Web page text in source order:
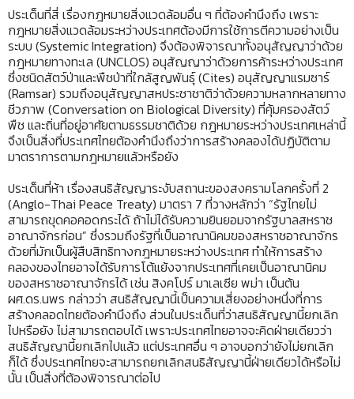
ประเด็นที่สี่ เรื่องกฎหมายสิ่งแวดล้อมอื่น ๆ ที่ต้องคำนึงถึง เพราะ
กฎหมายสิ่งแวดล้อมระหว่างประเทศต้องมีการใช้การตีความอย่างเป็น
ระบบ (Systemic Integration) จึงต้องพิจารณาทั้งอนุสัญญาว่าด้วย
กฎหมายทางทะเล (UNCLOS) อนุสัญญาว่าด้วยการค้าระหว่างประเทศ
ซึ่งชนิดสัตว์ป่าและพืชป่าที่ใกล้สูญพันธุ์ (Cites) อนุสัญญาแรมซาร์
(Ramsar) รวมถึงอนุสัญญาสหประชาชาติว่าด้วยความหลากหลายทาง
ชีวภาพ (Conversation on Biological Diversity) ที่คุ้มครองสัตว์
พืช และถิ่นที่อยู่อาศัยตามธรรมชาติด้วย กฎหมายระหว่างประเทศเหล่านี้
จึงเป็นสิ่งที่ประเทศไทยต้องคำนึงถึงว่าการสร้างคลองได้ปฏิบัติตาม
มาตราการตามกฎหมายแล้วหรือยัง
ประเด็นที่ห้า เรื่องสนธิสัญญาระงับสถานะของสงครามโลกครั้งที่ 2
(Anglo-Thai Peace Treaty) มาตรา 7 ที่วางหลักว่า “รัฐไทยไม่
สามารถขุดคอคอดกระได้ ถ้าไม่ได้รับความยินยอมจากรัฐบาลสหราช
อาณาจักรก่อน” ซึ่งรวมถึงรัฐที่เป็นอาณานิคมของสหราชอาณาจักร
ด้วยที่มักเป็นผู้สืบสิทธิทางกฎหมายระหว่างประเทศ ทำให้การสร้าง
คลองของไทยอาจได้รับการโต้แย้งจากประเทศที่เคยเป็นอาณานิคม
ของสหราชอาณาจักรได้ เช่น สิงคโปร์ มาเลเซีย พม่า เป็นต้น
ผศ.ดร.นพร กล่าวว่า สนธิสัญญานี้เป็นความเสี่ยงอย่างหนึ่งที่การ
สร้างคลอดไทยต้องคำนึงถึง ส่วนในประเด็นที่ว่าสนธิสัญญานี้ยกเลิก
ไปหรือยัง ไม่สามารถตอบได้ เพราะประเทศไทยอาจจะคิดฝ่ายเดียวว่า
สนธิสัญญานี้ยกเลิกไปแล้ว แต่ประเทศอื่น ๆ อาจบอกว่ายังไม่ยกเลิก
ก็ได้ ซึ่งประเทศไทยจะสามารถยกเลิกสนธิสัญญานี้ฝ่ายเดียวได้หรือไม่
นั้น เป็นสิ่งที่ต้องพิจารณาต่อไป